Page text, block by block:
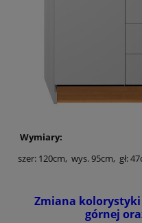
Wymiary:
szer: 120cm, wys. 95cm, gł:
Zmiana
górnej